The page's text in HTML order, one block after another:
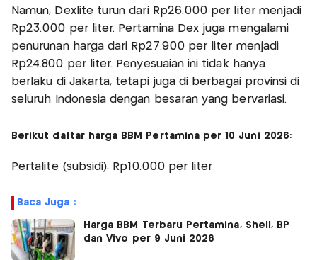
Namun, Dexlite turun dari Rp26.000 per liter menjadi
Rp23.000 per liter. Pertamina Dex juga mengalami
penurunan harga dari Rp27.900 per liter menjadi
Rp24.800 per liter. Penyesuaian ini tidak hanya
berlaku di Jakarta, tetapi juga di berbagai provinsi di
seluruh Indonesia dengan besaran yang bervariasi.
Berikut daftar harga BBM Pertamina per 10 Juni 2026:
Pertalite (subsidi): Rp10.000 per liter
Baca Juga :
Harga BBM Terbaru Pertamina, Shell, BP
dan Vivo per 9 Juni 2026